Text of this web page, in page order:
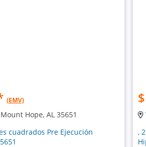
(EMV)
Hope, AL 35651
cuadrados Pre Ejecución
,